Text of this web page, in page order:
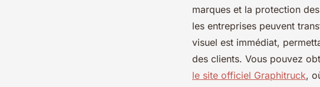
marques et la protection
les entreprises peuvent
visuel est immédiat,
des clients. Vous pouvez
le site officiel Graphitruck,